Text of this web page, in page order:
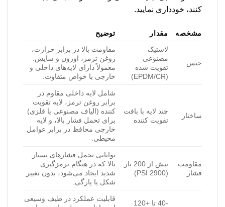
کنند، خودداری نمایید.
مشخصه مقدار توضیح
جنس
لاستیک
مصنوعی
تقویت شده
(EPDM/CR)
مقاومت بالا در برابر حرارت،
روغن ترمز، اوزون و سایش.
معمولاً دارای لایه‌های داخلی و
خارجی با خواص متفاوت.
ساختار
چند لایه با بافت
تقویت کننده
شامل لایه داخلی مقاوم در
برابر روغن ترمز، لایه تقویت
کننده (الیاف مصنوعی یا فلزی)
برای تحمل فشار بالا، و لایه
خارجی محافظ در برابر عوامل
محیطی.
مقاومت
فشار
بیش از 200 بار
(2900 PSI)
توانایی تحمل فشارهای بسیار
بالا که در هنگام ترمزگیری
شدید ایجاد می‌شود، بدون تغییر
شکل یا پارگی.
-40 تا +120
قابلیت عملکرد در طیف وسیعی